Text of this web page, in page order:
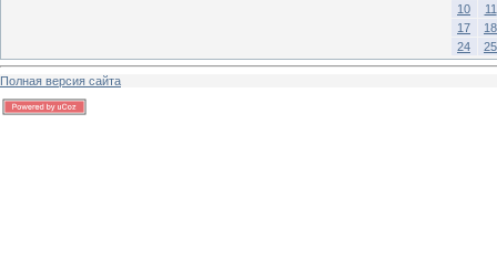
10
11
17
18
24
25
Полная версия сайта